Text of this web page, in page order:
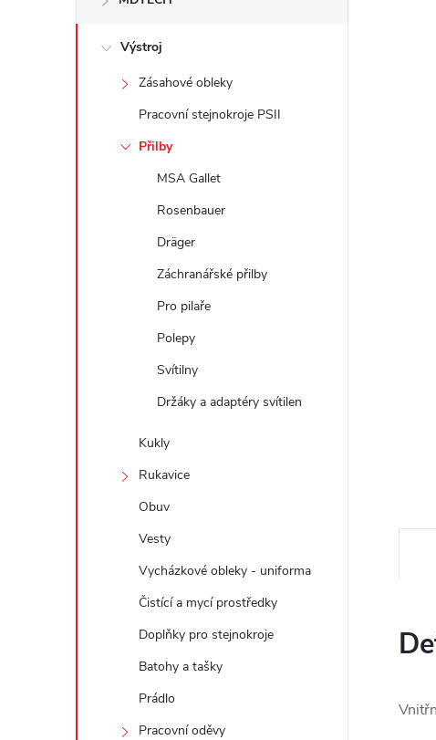
s
Výstroj
Zásahové obleky
Pracovní stejnokroje PSII
Přilby
MSA Gallet
Rosenbauer
Dräger
Záchranářské přilby
Pro pilaře
Polepy
Svítilny
Držáky a adaptéry svítilen
Kukly
Rukavice
Obuv
Vesty
Vycházkové obleky - uniforma
Čistící a mycí prostředky
Doplňky pro stejnokroje
Batohy a tašky
Prádlo
Pracovní oděvy